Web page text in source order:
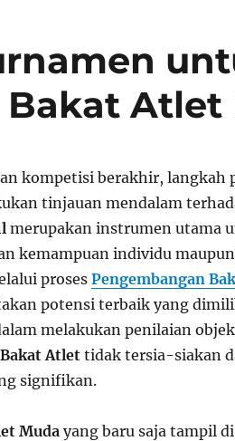
Atlet
kompetisi berakhir, langkah
tinjauan mendalam
merupakan instrumen utama
kemampuan individu
proses Pengembangan
potensi terbaik yang
melakukan penilaian
Bakat Atlettidak tersia-siakan
signifikan.
Mudayang baru saja tampil